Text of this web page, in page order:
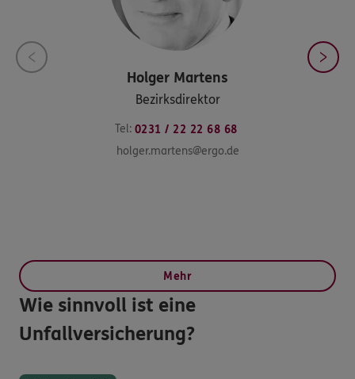
Holger Martens
Bezirksdirektor
Tel: 0231 / 22 22 68 68
holger.martens@ergo.de
Mehr
Wie sinnvoll ist eine
Unfallversicherung?